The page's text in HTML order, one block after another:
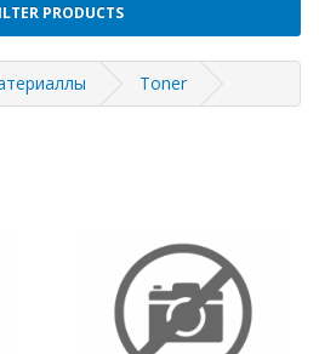
PRODUCTS
Toner